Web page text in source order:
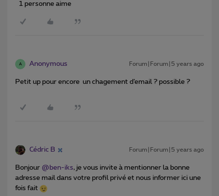
1 personne aime
A Anonymous Forum|Forum|5 years ago
Petit up pour encore un chagement d’email ? possible ?
Cédric B Forum|Forum|5 years ago
Bonjour @ben-iks, je vous invite à mentionner la bonne
adresse mail dans votre profil privé et nous informer ici une
fois fait